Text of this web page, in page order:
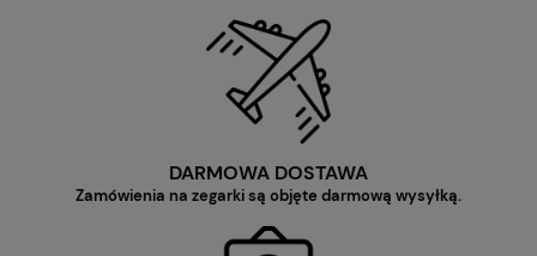
DARMOWA DOSTAWA
Zamówienia na zegarki są objęte darmową wysyłką.